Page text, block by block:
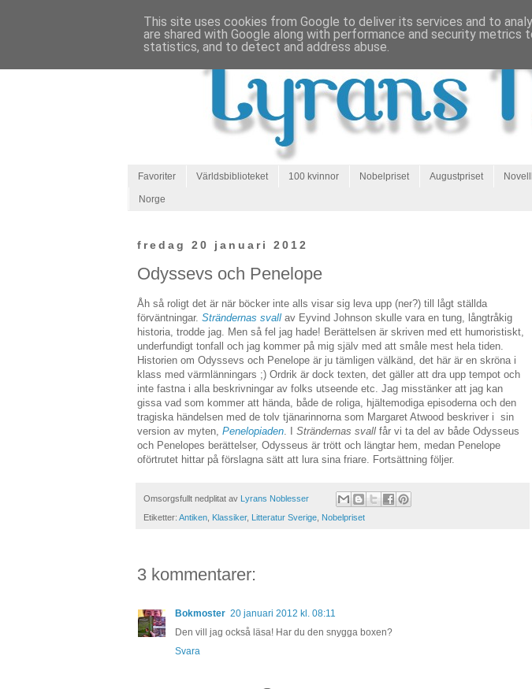
Favoriter Världsbiblioteket 100 kvinnor Nobelpriset Augustpriset
Norge
fredag 20 januari 2012
Odyssevs och Penelope
Åh så roligt det är när böcker inte alls visar sig leva upp (ner?) till lågt ställda
förväntningar. Strändernas svall av Eyvind Johnson skulle vara en tung, långtråkig
historia, trodde jag. Men så fel jag hade! Berättelsen är skriven med ett humoristiskt,
underfundigt tonfall och jag kommer på mig själv med att småle mest hela tiden.
Historien om Odyssevs och Penelope är ju tämligen välkänd, det här är en skröna i
klass med värmlänningars ;) Ordrik är dock texten, det gäller att dra upp tempot och
inte fastna i alla beskrivningar av folks utseende etc. Jag misstänker att jag kan
gissa vad som kommer att hända, både de roliga, hjältemodiga episoderna och den
tragiska händelsen med de tolv tjänarinnorna som Margaret Atwood beskriver i sin
version av myten, Penelopiaden. I Strändernas svall får vi ta del av både Odysseus
och Penelopes berättelser, Odysseus är trött och längtar hem, medan Penelope
oförtrutet hittar på förslagna sätt att lura sina friare. Fortsättning följer.
Omsorgsfullt nedplitat av Lyrans Noblesser
Etiketter: Antiken Klassiker, Litteratur Sverige Nobelpriset
3 kommentarer:
Bokmoster 20 januari 2012 kl. 08:11
Den vill jag också läsa! Har du den snygga boxen?
Svara
This site uses cookies from Google to deliver its services and to
are shared with Google along with performance and security metrics
statistics, and to detect and address abuse.